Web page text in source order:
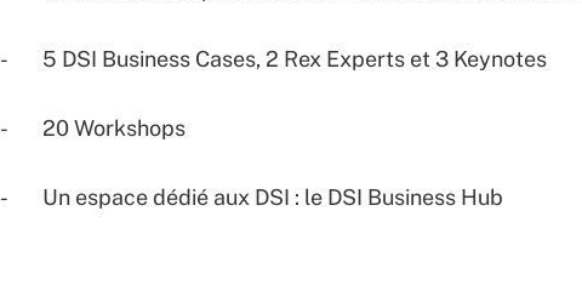
- 5 DSI Business Cases, 2 Rex Experts et 3 Keynotes
- 20 Workshops
- Un espace dédié aux DSI : le DSI Business Hub